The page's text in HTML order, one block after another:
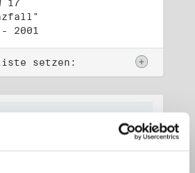
17
2001
setzen: